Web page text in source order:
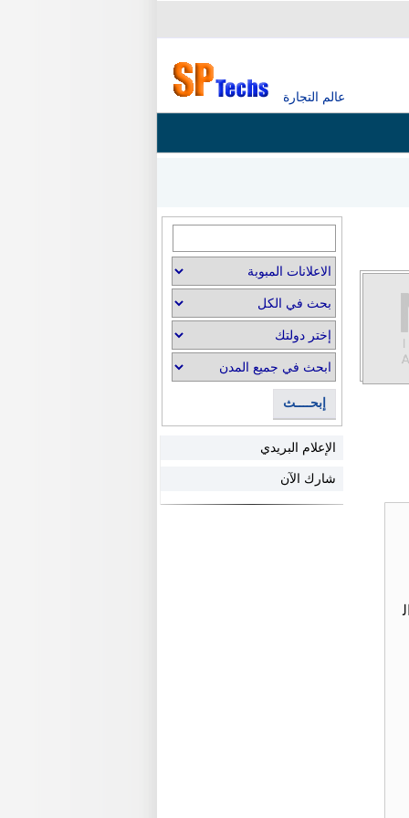
عالم التجارة
إبحــــث
الإعلام البريدي
شارك الآن